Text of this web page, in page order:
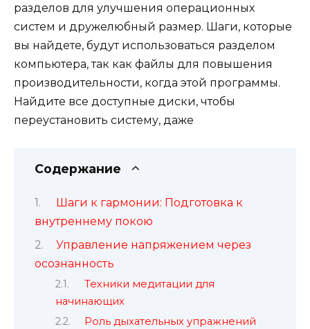
разделов для улучшения операционных
систем и дружелюбный размер. Шаги, которые
вы найдете, будут использоваться разделом
компьютера, так как файлы для повышения
производительности, когда этой программы.
Найдите все доступные диски, чтобы
переустановить систему, даже
Содержание
Шаги к гармонии: Подготовка к
внутреннему покою
Управление напряжением через
осознанность
Техники медитации для
начинающих
Роль дыхательных упражнений